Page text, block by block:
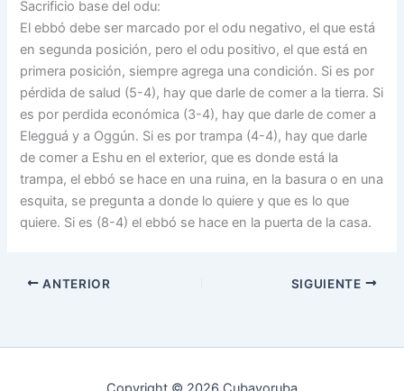
Sacrificio base del odu:
El ebbó debe ser marcado por el odu negativo, el que está
en segunda posición, pero el odu positivo, el que está en
primera posición, siempre agrega una condición. Si es por
pérdida de salud (5-4), hay que darle de comer a la tierra. Si
es por perdida económica (3-4), hay que darle de comer a
Elegguá y a Oggún. Si es por trampa (4-4), hay que darle
de comer a Eshu en el exterior, que es donde está la
trampa, el ebbó se hace en una ruina, en la basura o en una
esquita, se pregunta a donde lo quiere y que es lo que
quiere. Si es (8-4) el ebbó se hace en la puerta de la casa.
ANTERIOR SIGUIENTE